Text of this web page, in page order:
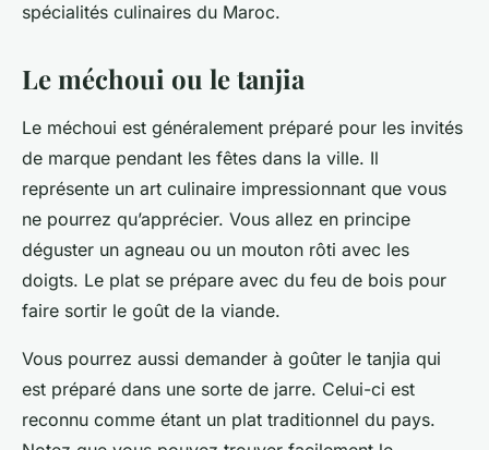
onesime•20 novembre 2023•2 min de lecture
spécialités culinaires du Maroc.
Le méchoui ou le tanjia
Le méchoui est généralement préparé pour les invités
de marque pendant les fêtes dans la ville. Il
représente un art culinaire impressionnant que vous
ne pourrez qu’apprécier. Vous allez en principe
déguster un agneau ou un mouton rôti avec les
doigts. Le plat se prépare avec du feu de bois pour
faire sortir le goût de la viande.
Vous pourrez aussi demander à goûter le tanjia qui
est préparé dans une sorte de jarre. Celui-ci est
reconnu comme étant un plat traditionnel du pays.